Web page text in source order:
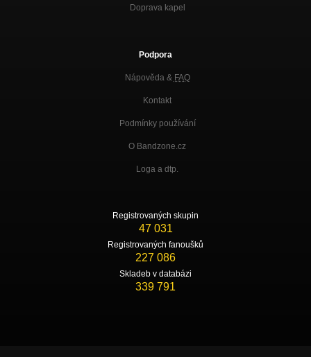
Doprava kapel
Podpora
Nápověda & FAQ
Kontakt
Podmínky používání
O Bandzone.cz
Loga a dtp.
Registrovaných skupin
47 031
Registrovaných fanoušků
227 086
Skladeb v databázi
339 791